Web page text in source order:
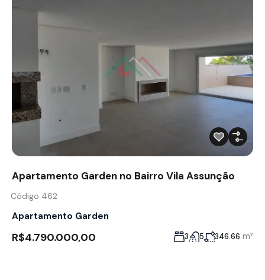
Apartamento Garden no Bairro Vila Assunção
Código 462
Apartamento Garden
R$4.790.000,00 3 5 346.66 m²